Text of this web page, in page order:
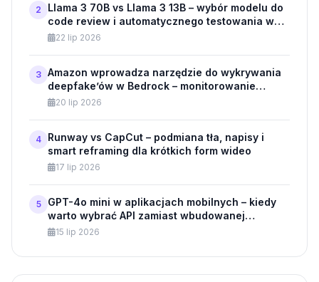
2
Llama 3 70B vs Llama 3 13B – wybór modelu do
code review i automatycznego testowania w
API22 lip 2026
3 Amazon wprowadza narzędzie do wykrywania
deepfake’ów w Bedrock – monitorowanie
modeli generatywnych dla klientów
20 lip 2026
4
Runway vs CapCut – podmiana tła, napisy i
smart reframing dla krótkich form wideo
17 lip 2026
5
GPT-4o mini w aplikacjach mobilnych – kiedy
warto wybrać API zamiast wbudowanej
aplikacji?
15 lip 2026